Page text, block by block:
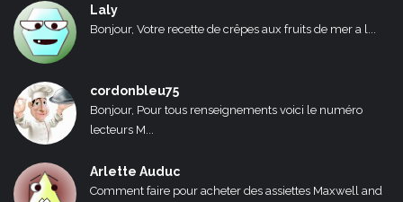
Laly
Bonjour, Votre recette de crêpes aux fruits de mer a l...
cordonbleu75
Bonjour, Pour tous renseignements voici le numéro
lecteurs M...
Arlette Auduc
Comment faire pour acheter des assiettes Maxwell and